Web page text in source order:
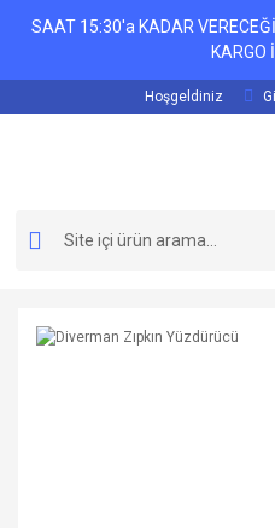
SAAT 15:30'a KADAR
KARGO
Hoşgeldiniz